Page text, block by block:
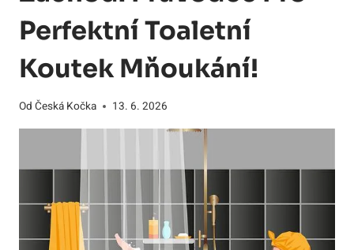
Perfektní Toaletní
Koutek Mňoukání!
Od Česká Kočka 13. 6. 2026